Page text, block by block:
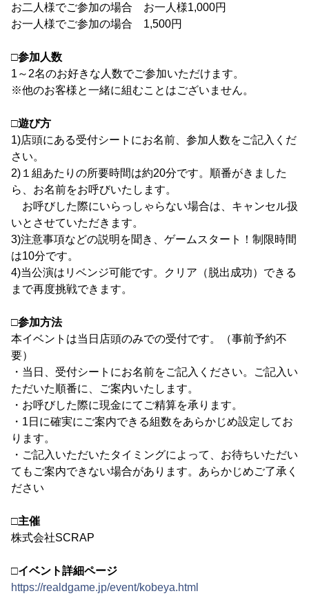
お二人様でご参加の場合 お一人様1,000円
お一人様でご参加の場合 1,500円
□参加人数
1～2名のお好きな人数でご参加いただけます。
※他のお客様と一緒に組むことはございません。
□遊び方
1)店頭にある受付シートにお名前、参加人数をご記入くだ
さい。
2)１組あたりの所要時間は約20分です。順番がきました
ら、お名前をお呼びいたします。
お呼びした際にいらっしゃらない場合は、キャンセル扱
いとさせていただきます。
3)注意事項などの説明を聞き、ゲームスタート！制限時間
は10分です。
4)当公演はリベンジ可能です。クリア（脱出成功）できる
まで再度挑戦できます。
□参加方法
本イベントは当日店頭のみでの受付です。（事前予約不
要）
・当日、受付シートにお名前をご記入ください。ご記入い
ただいた順番に、ご案内いたします。
・お呼びした際に現金にてご精算を承ります。
・1日に確実にご案内できる組数をあらかじめ設定してお
ります。
・ご記入いただいたタイミングによって、お待ちいただい
てもご案内できない場合があります。あらかじめご了承く
ださい
□主催
株式会社SCRAP
□イベント詳細ページ
https://realdgame.jp/event/kobeya.html